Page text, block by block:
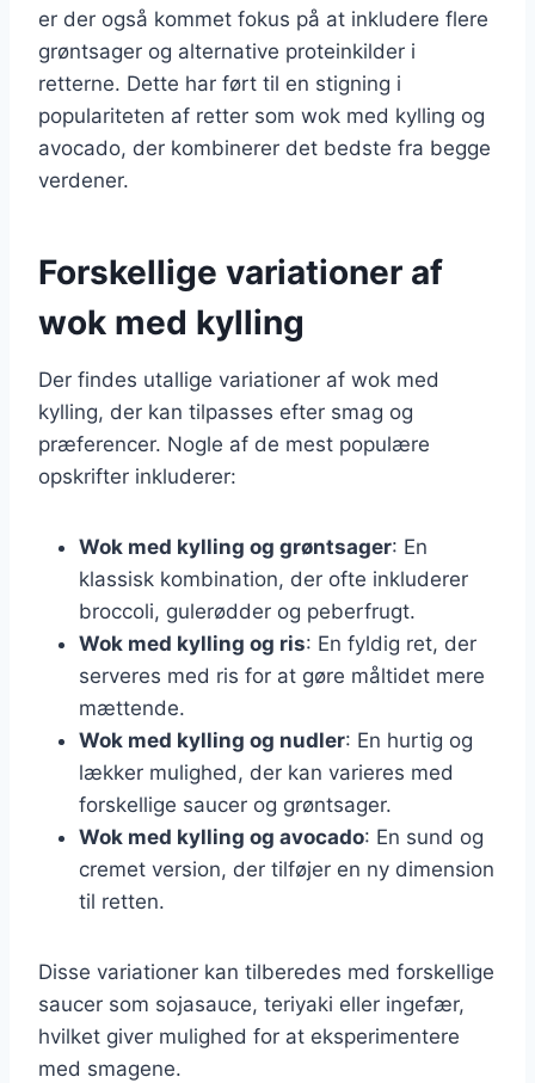
er der også kommet fokus på at inkludere flere
grøntsager og alternative proteinkilder i
retterne. Dette har ført til en stigning i
populariteten af retter som wok med kylling og
avocado, der kombinerer det bedste fra begge
verdener.
Forskellige variationer af
wok med kylling
Der findes utallige variationer af wok med
kylling, der kan tilpasses efter smag og
præferencer. Nogle af de mest populære
opskrifter inkluderer:
Wok med kylling og grøntsager: En
klassisk kombination, der ofte inkluderer
broccoli, gulerødder og peberfrugt.
Wok med kylling og ris: En fyldig ret, der
serveres med ris for at gøre måltidet mere
mættende.
Wok med kylling og nudler: En hurtig og
lækker mulighed, der kan varieres med
forskellige saucer og grøntsager.
Wok med kylling og avocado: En sund og
cremet version, der tilføjer en ny dimension
til retten.
Disse variationer kan tilberedes med forskellige
saucer som sojasauce, teriyaki eller ingefær,
hvilket giver mulighed for at eksperimentere
med smagene.